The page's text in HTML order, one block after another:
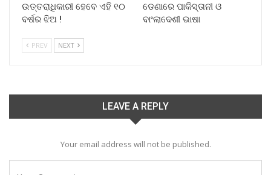
ଉତ୍ତରାଧିକାରୀ ହେବେ ଏହି ୧୦
ବର୍ଷର ଝିଅ !
ଡେଣାରେ ପାକିସ୍ତାନୀ ଓ
ବାଂଲାଦେଶୀ ଭାଷା
PREV NEXT
LEAVE A REPLY
Your email address will not be published.